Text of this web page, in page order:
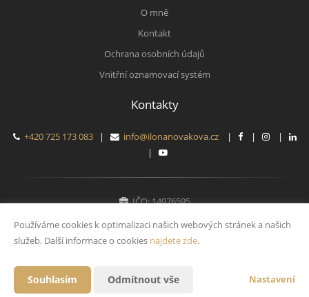
O mně
Kontakt
Ochrana osobních údajů
Vnitřní oznamovací systém
Kontakty
+420 725 173 083| info@ilonanovakova.cz| |
|
|
IČO: 14976595
Vytvořeno v systému
2026 © Tomawell s.r.o.
Používáme cookies k optimalizaci našich webových stránek a našich
služeb. Další informace o cookies najdete zde.
Souhlasím Odmítnout vše Nastavení